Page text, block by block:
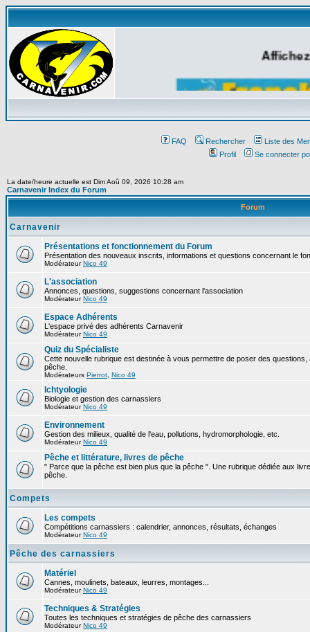
FAQ Rechercher
Liste des
Profil
Se connecter
La date/heure actuelle est Dim Aoû 09, 2026 10:28 am
Carnavenir Index du Forum
Forum
Carnavenir
Présentations et fonctionnement du Forum
Présentation des nouveaux inscrits, informations et questions concernant le
ModérateurNico 49
L'association
Annonces, questions, suggestions concernant l'association
ModérateurNico 49
Espace Adhérents
L'espace privé des adhérents Carnavenir
ModérateurNico 49
Quiz du Spécialiste
Cette nouvelle rubrique est destinée à vous permettre de poser des
pêche.
Modérateurs Pierrot Nico 49
Ichtyologie
Biologie et gestion des carnassiers
ModérateurNico 49
Environnement
Gestion des milieux, qualité de l'eau, pollutions, hydromorphologie, etc.
ModérateurNico 49
Pêche et littérature, livres de pêche
" Parce que la pêche est bien plus que la pêche ". Une rubrique dédiée aux
pêche.
Compets
Les compets
Compétitions carnassiers : calendrier, annonces, résultats, échanges
ModérateurNico 49
Pêche des carnassiers
Matériel
Cannes, moulinets, bateaux, leurres, montages...
ModérateurNico 49
Techniques & Stratégies
Toutes les techniques et stratégies de pêche des carnassiers
ModérateurNico 49